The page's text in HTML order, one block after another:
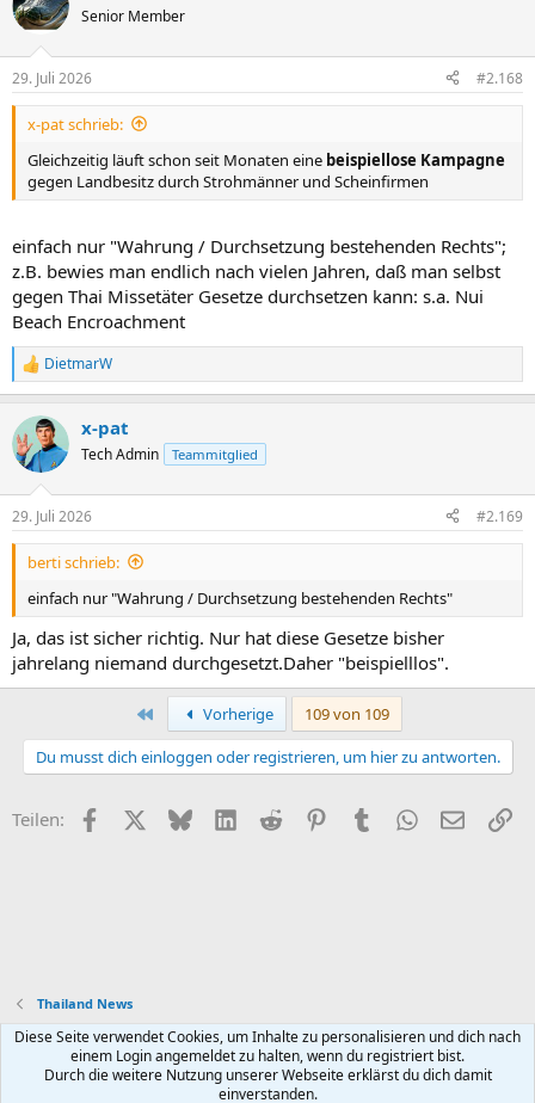
Senior Member
29. Juli 2026 #2.168
x-pat schrieb:
Gleichzeitig läuft schon seit Monaten eine beispiellose Kampagne
gegen Landbesitz durch Strohmänner und Scheinfirmen
einfach nur "Wahrung / Durchsetzung bestehenden Rechts";
z.B. bewies man endlich nach vielen Jahren, daß man selbst
gegen Thai Missetäter Gesetze durchsetzen kann: s.a. Nui
Beach Encroachment
R
e
k
t
i
e
n
DietmarW
x-pat
Tech Admin Teammitglied
29. Juli 2026 #2.169
berti schrieb:
einfach nur "Wahrung / Durchsetzung bestehenden Rechts"
Ja, das ist sicher richtig. Nur hat diese Gesetze bisher
jahrelang niemand durchgesetzt.Daher "beispielllos".
Erste Vorherige
109 von 109
Du musst dich einloggen oder registrieren, um hier zu antworten.
Teilen: FacebookX (Twitter)
BlueskyLinkedIn
Reddit PinterestTumblr WhatsApp
E-Mail
Thailand News
Default style
Deutsch (Du)
Datenschutz Hilfe und Impressum
Diese Seite verwendet Cookies, um Inhalte zu personalisieren und dich nach
einem Login angemeldet zu halten, wenn du registriert bist.
Durch die weitere Nutzung unserer Webseite erklärst du dich damit
einverstanden.